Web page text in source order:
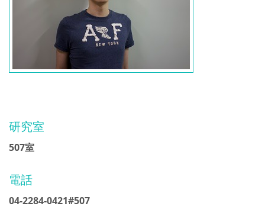
研究室
507室
電話
04-2284-0421#507